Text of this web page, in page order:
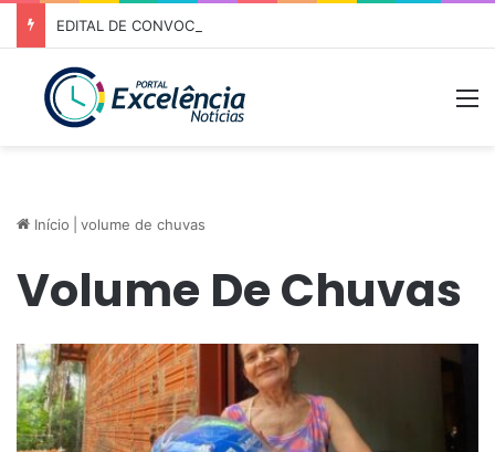
Início volume de chuvas
Volume De Chuvas